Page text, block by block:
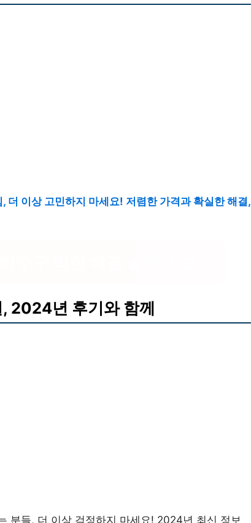
더 이상 고민하지 마세요! 저렴한 가격과 확실한 해결,
2024년 후기와 함께
분들, 더 이상 걱정하지 마세요! 2024년 최신 정보